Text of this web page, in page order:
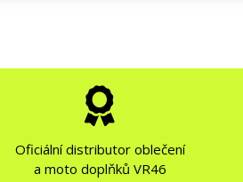
Oficiální distributor oblečení
a moto doplňků VR46